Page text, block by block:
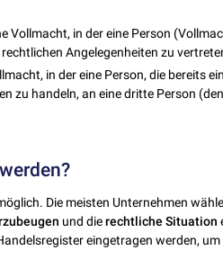
Vollmacht, in der eine Person
Angelegenheiten zu
in der eine Person, die bereits
zu handeln, an eine dritte Person
Die meisten Unternehmen
und dierechtliche Situation
eingetragen werden,